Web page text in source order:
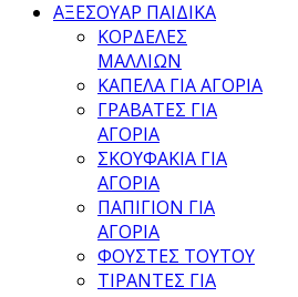
ΑΞΕΣΟΥΑΡ ΠΑΙΔΙΚΑ
ΚΟΡΔΕΛΕΣ
ΜΑΛΛΙΩΝ
ΚΑΠΕΛΑ ΓΙΑ ΑΓΟΡΙΑ
ΓΡΑΒΑΤΕΣ ΓΙΑ
ΑΓΟΡΙΑ
ΣΚΟΥΦΑΚΙΑ ΓΙΑ
ΑΓΟΡΙΑ
ΠΑΠΙΓΙΟΝ ΓΙΑ
ΑΓΟΡΙΑ
ΦΟΥΣΤΕΣ ΤΟΥΤΟΥ
ΤΙΡΑΝΤΕΣ ΓΙΑ